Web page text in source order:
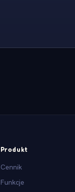
Produkt
Cennik
Funkcje